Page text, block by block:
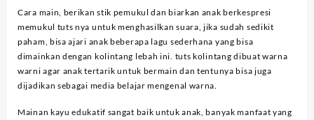
Cara main, berikan stik pemukul dan biarkan anak berkespresi
memukul tuts nya untuk menghasilkan suara, jika sudah sedikit
paham, bisa ajari anak beberapa lagu sederhana yang bisa
dimainkan dengan kolintang lebah ini. tuts kolintang dibuat warna
warni agar anak tertarik untuk bermain dan tentunya bisa juga
dijadikan sebagai media belajar mengenal warna.
Mainan kayu edukatif sangat baik untuk anak, banyak manfaat yang